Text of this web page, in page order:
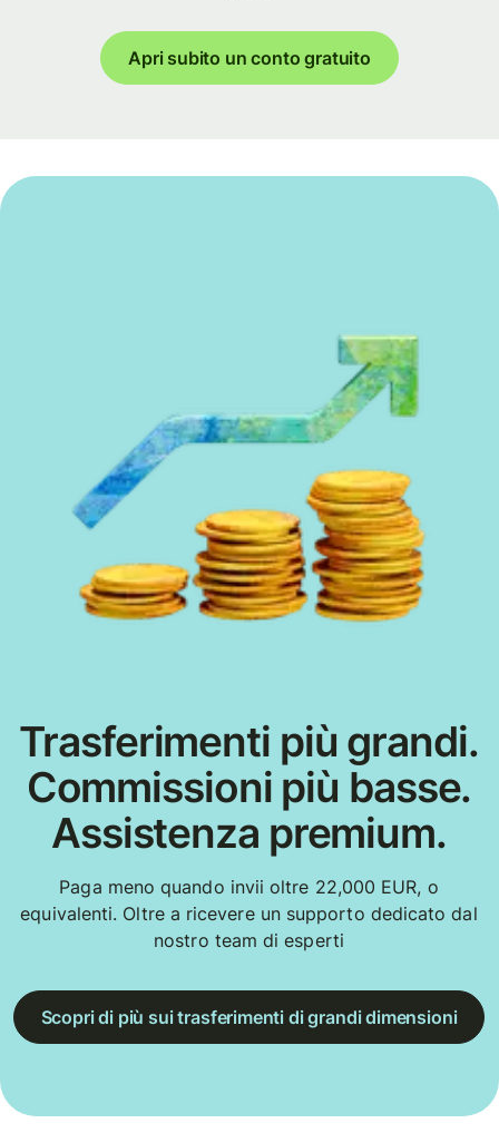
Apri subito un conto gratuito
Trasferimenti più grandi.
Commissioni più basse.
Assistenza premium.
Paga meno quando invii oltre 22,000 EUR, o
equivalenti. Oltre a ricevere un supporto dedicato dal
nostro team di esperti
Scopri di più sui trasferimenti di grandi dimensioni